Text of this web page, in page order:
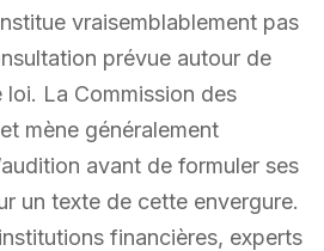
vraisemblablement pas
prévue autour de
La Commission des
mène généralement
avant de formuler ses
un texte de cette envergure.
financières, experts